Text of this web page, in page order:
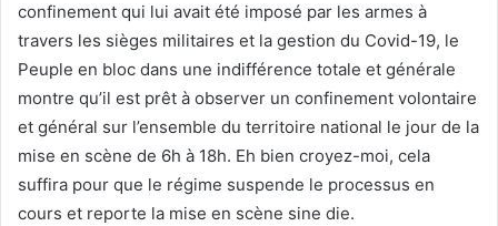
confinement qui lui avait été imposé par les armes à
travers les sièges militaires et la gestion du Covid-19, le
Peuple en bloc dans une indifférence totale et générale
montre qu’il est prêt à observer un confinement volontaire
et général sur l’ensemble du territoire national le jour de la
mise en scène de 6h à 18h. Eh bien croyez-moi, cela
suffira pour que le régime suspende le processus en
cours et reporte la mise en scène sine die.